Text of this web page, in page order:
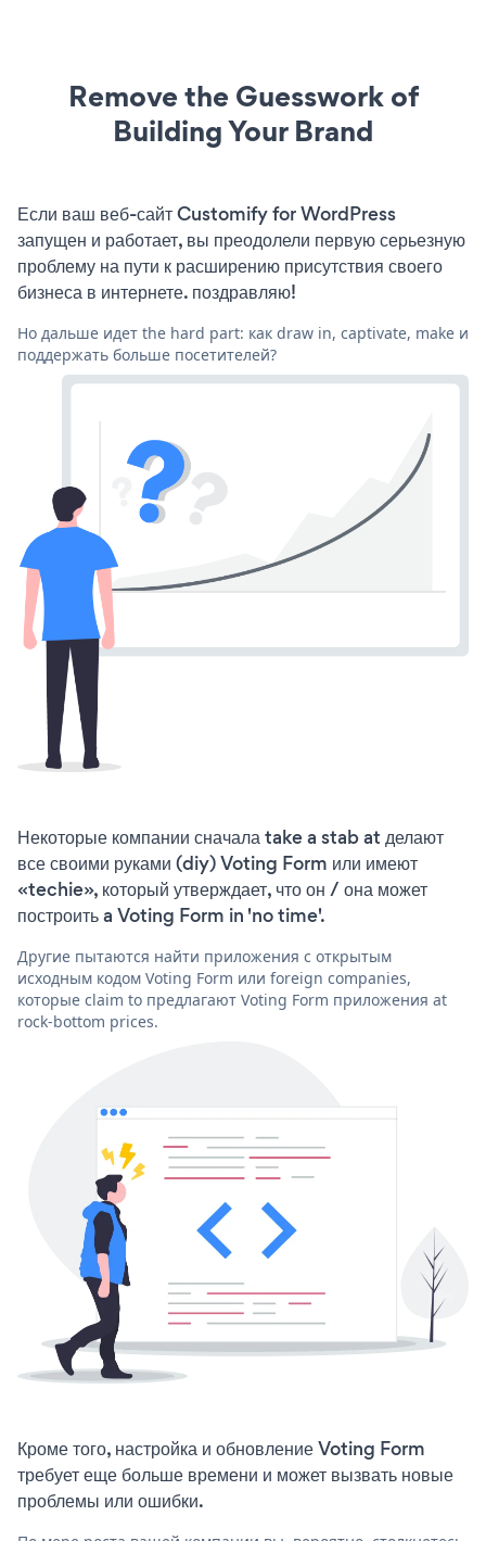
Remove the Guesswork of
Building Your Brand
Если ваш веб-сайт Customify for WordPress
запущен и работает, вы преодолели первую серьезную
проблему на пути к расширению присутствия своего
бизнеса в интернете. поздравляю!
Но дальше идет the hard part: как draw in, captivate, make и
поддержать больше посетителей?
Некоторые компании сначала take a stab at делают
все своими руками (diy) Voting Form или имеют
«techie», который утверждает, что он / она может
построить a Voting Form in 'no time'.
Другие пытаются найти приложения с открытым
исходным кодом Voting Form или foreign companies,
которые claim to предлагают Voting Form приложения at
rock-bottom prices.
Кроме того, настройка и обновление Voting Form
требует еще больше времени и может вызвать новые
проблемы или ошибки.